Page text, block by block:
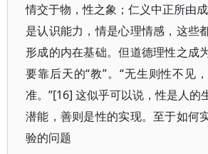
情交于物，性之象；仁义中正所由
是认识能力，情是心理情感，这些
形成的内在基础。但道德理性之成
要靠后天的“教”。“无生则性不见
准。”[16] 这似乎可以说，性是人的
潜能，善则是性的实现。至于如何
验的问题